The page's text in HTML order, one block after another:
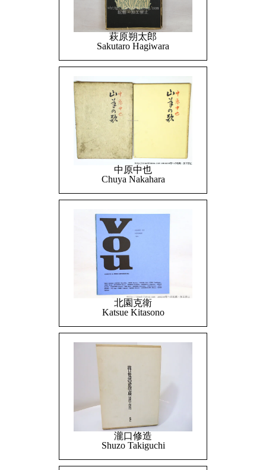
萩原朔太郎
Sakutaro Hagiwara
中原中也
Chuya Nakahara
北園克衛
Katsue Kitasono
瀧口修造
Shuzo Takiguchi